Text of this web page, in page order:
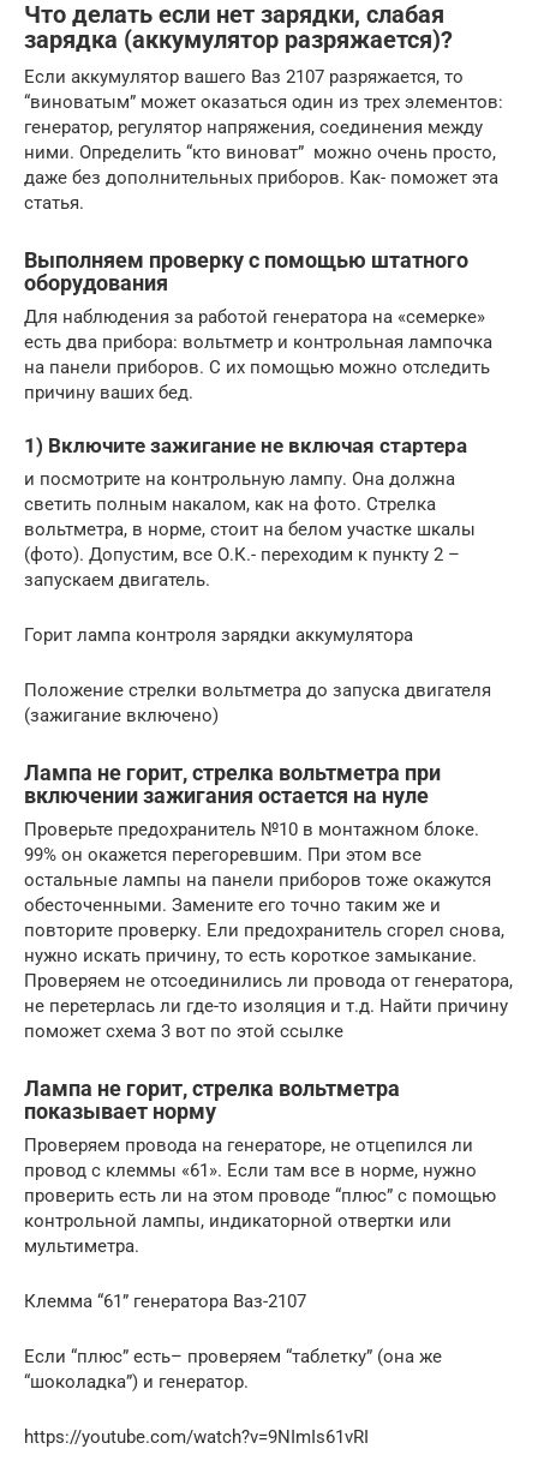
Что делать если нет зарядки, слабая
зарядка (аккумулятор разряжается)?
Если аккумулятор вашего Ваз 2107 разряжается, то
“виноватым” может оказаться один из трех элементов:
генератор, регулятор напряжения, соединения между
ними. Определить “кто виноват” можно очень просто,
даже без дополнительных приборов. Как- поможет эта
статья.
Выполняем проверку с помощью штатного
оборудования
Для наблюдения за работой генератора на «семерке»
есть два прибора: вольтметр и контрольная лампочка
на панели приборов. С их помощью можно отследить
причину ваших бед.
1) Включите зажигание не включая стартера
и посмотрите на контрольную лампу. Она должна
светить полным накалом, как на фото. Стрелка
вольтметра, в норме, стоит на белом участке шкалы
(фото). Допустим, все О.К.- переходим к пункту 2 –
запускаем двигатель.
Горит лампа контроля зарядки аккумулятора
Положение стрелки вольтметра до запуска двигателя
(зажигание включено)
Лампа не горит, стрелка вольтметра при
включении зажигания остается на нуле
Проверьте предохранитель №10 в монтажном блоке.
99% он окажется перегоревшим. При этом все
остальные лампы на панели приборов тоже окажутся
обесточенными. Замените его точно таким же и
повторите проверку. Ели предохранитель сгорел снова,
нужно искать причину, то есть короткое замыкание.
Проверяем не отсоединились ли провода от генератора,
не перетерлась ли где-то изоляция и т.д. Найти причину
поможет схема 3 вот по этой ссылке
Лампа не горит, стрелка вольтметра
показывает норму
Проверяем провода на генераторе, не отцепился ли
провод с клеммы «61». Если там все в норме, нужно
проверить есть ли на этом проводе “плюс” с помощью
контрольной лампы, индикаторной отвертки или
мультиметра.
Клемма “61” генератора Ваз-2107
Если “плюс” есть– проверяем “таблетку” (она же
“шоколадка”) и генератор.
https://youtube.com/watch?v=9NImIs61vRI